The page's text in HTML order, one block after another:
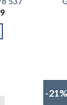
Η
-21%